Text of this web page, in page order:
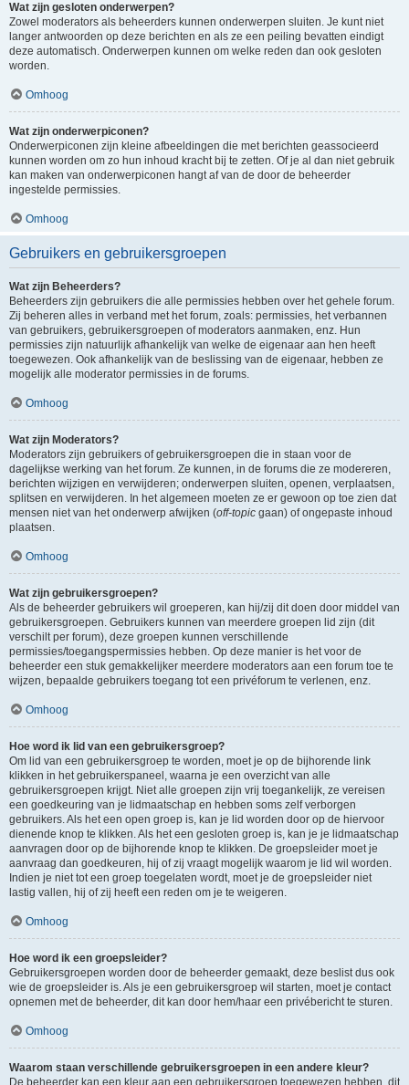
Wat zijn gesloten onderwerpen?
Zowel moderators als beheerders kunnen onderwerpen sluiten. Je kunt niet
langer antwoorden op deze berichten en als ze een peiling bevatten eindigt
deze automatisch. Onderwerpen kunnen om welke reden dan ook gesloten
worden.
Omhoog
Wat zijn onderwerpiconen?
Onderwerpiconen zijn kleine afbeeldingen die met berichten geassocieerd
kunnen worden om zo hun inhoud kracht bij te zetten. Of je al dan niet gebruik
kan maken van onderwerpiconen hangt af van de door de beheerder
ingestelde permissies.
Omhoog
Gebruikers en gebruikersgroepen
Wat zijn Beheerders?
Beheerders zijn gebruikers die alle permissies hebben over het gehele forum.
Zij beheren alles in verband met het forum, zoals: permissies, het verbannen
van gebruikers, gebruikersgroepen of moderators aanmaken, enz. Hun
permissies zijn natuurlijk afhankelijk van welke de eigenaar aan hen heeft
toegewezen. Ook afhankelijk van de beslissing van de eigenaar, hebben ze
mogelijk alle moderator permissies in de forums.
Omhoog
Wat zijn Moderators?
Moderators zijn gebruikers of gebruikersgroepen die in staan voor de
dagelijkse werking van het forum. Ze kunnen, in de forums die ze modereren,
berichten wijzigen en verwijderen; onderwerpen sluiten, openen, verplaatsen,
splitsen en verwijderen. In het algemeen moeten ze er gewoon op toe zien dat
mensen niet van het onderwerp afwijken (off-topic gaan) of ongepaste inhoud
plaatsen.
Omhoog
Wat zijn gebruikersgroepen?
Als de beheerder gebruikers wil groeperen, kan hij/zij dit doen door middel van
gebruikersgroepen. Gebruikers kunnen van meerdere groepen lid zijn (dit
verschilt per forum), deze groepen kunnen verschillende
permissies/toegangspermissies hebben. Op deze manier is het voor de
beheerder een stuk gemakkelijker meerdere moderators aan een forum toe te
wijzen, bepaalde gebruikers toegang tot een privéforum te verlenen, enz.
Omhoog
Hoe word ik lid van een gebruikersgroep?
Om lid van een gebruikersgroep te worden, moet je op de bijhorende link
klikken in het gebruikerspaneel, waarna je een overzicht van alle
gebruikersgroepen krijgt. Niet alle groepen zijn vrij toegankelijk, ze vereisen
een goedkeuring van je lidmaatschap en hebben soms zelf verborgen
gebruikers. Als het een open groep is, kan je lid worden door op de hiervoor
dienende knop te klikken. Als het een gesloten groep is, kan je je lidmaatschap
aanvragen door op de bijhorende knop te klikken. De groepsleider moet je
aanvraag dan goedkeuren, hij of zij vraagt mogelijk waarom je lid wil worden.
Indien je niet tot een groep toegelaten wordt, moet je de groepsleider niet
lastig vallen, hij of zij heeft een reden om je te weigeren.
Omhoog
Hoe word ik een groepsleider?
Gebruikersgroepen worden door de beheerder gemaakt, deze beslist dus ook
wie de groepsleider is. Als je een gebruikersgroep wil starten, moet je contact
opnemen met de beheerder, dit kan door hem/haar een privébericht te sturen.
Omhoog
Waarom staan verschillende gebruikersgroepen in een andere kleur?
De beheerder kan een kleur aan een gebruikersgroep toegewezen hebben, dit